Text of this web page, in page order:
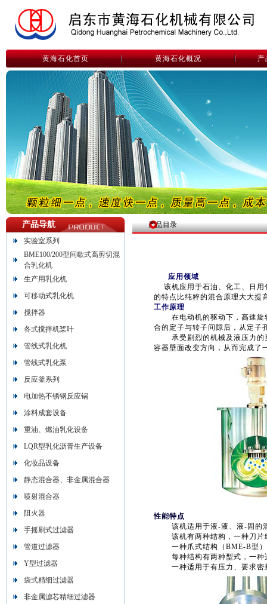
黄海石化首页 黄海石化概况 产
产品导航
实验室系列
BME100/200型间歇式高剪切混
合乳化机
生产用乳化机
可移动式乳化机
搅拌器
各式搅拌机桨叶
管线式乳化机
管线式乳化泵
反应釜系列
电加热不锈钢反应锅
涂料成套设备
重油、燃油乳化设备
LQR型乳化沥青生产设备
化妆品设备
静态混合器、非金属混合器
喷射混合器
阻火器
手摇刷式过滤器
管道过滤器
Y型过滤器
袋式精细过滤器
非金属滤芯精细过滤器
产品目录
应用领域
该机应用于石油、化工、日用
的特点比纯粹的混合原理大大提
工作原理
在电动机的驱动下，高速旋转
合的定子与转子间隙后，从定子
承受剧烈的机械及液压力的剪
容器壁面改变方向，从而完成了
性能特点
该机适用于液-液、液-固的
该机有两种结构，一种刀片
一种爪式结构（BME-B型）
每种结构有两种型式，一种
一种适用于有压力、要求密